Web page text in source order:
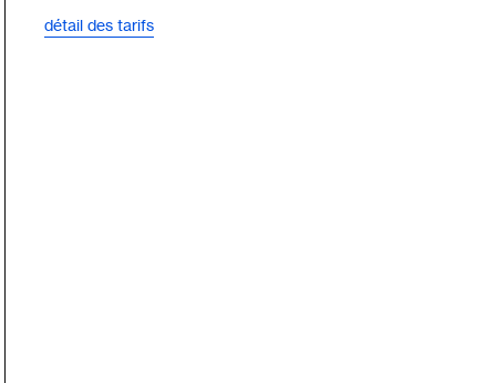
détail des tarifs